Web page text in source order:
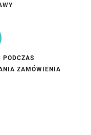
PODCZAS
ZAMÓWIENIA